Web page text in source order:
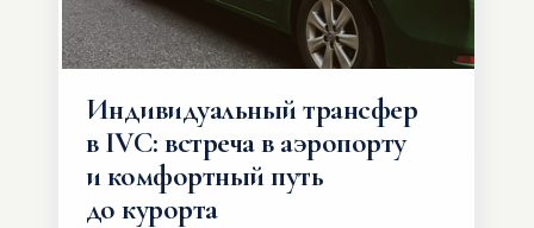
Индивидуальный трансфер
в IVC: встреча в аэропорту
и комфортный путь
до курорта